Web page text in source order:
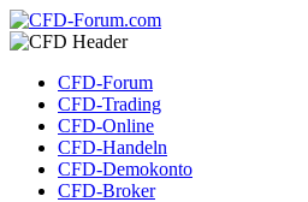
CFD-Forum
CFD-Trading
CFD-Online
CFD-Handeln
CFD-Demokonto
CFD-Broker